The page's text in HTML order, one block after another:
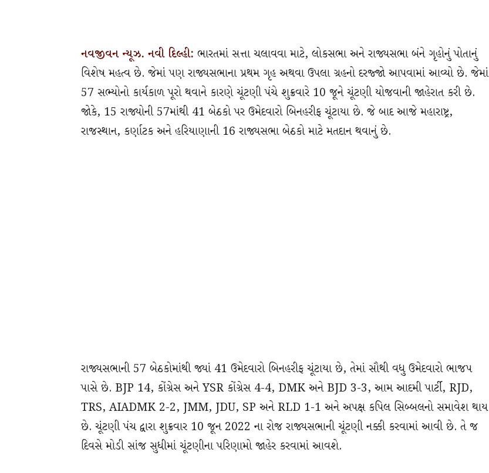
નવજીવન ન્યૂઝ. નવી દિલ્હી: ભારતમાં સત્તા ચલાવવા માટે, લોકસભા અને રાજ્યસભા બંને ગૃહોનું પોતાનું
વિશેષ મહત્વ છે. જેમાં પણ રાજ્યસભાના પ્રથમ ગૃહ અથવા ઉપલા ગ્રહનો દરજ્જો આપવામાં આવ્યો છે. જેમાં
57 સભ્યોનો કાર્યકાળ પૂરો થવાને કારણે ચૂંટણી પંચે શુક્રવારે 10 જૂને ચૂંટણી યોજવાની જાહેરાત કરી છે.
જોકે, 15 રાજ્યોની 57માંથી 41 બેઠકો પર ઉમેદવારો બિનહરીફ ચૂંટાયા છે. જે બાદ આજે મહારાષ્ટ્ર,
રાજસ્થાન, કર્ણાટક અને હરિયાણાની 16 રાજ્યસભા બેઠકો માટે મતદાન થવાનું છે.
રાજ્યસભાની 57 બેઠકોમાંથી જ્યાં 41 ઉમેદવારો બિનહરીફ ચૂંટાયા છે, તેમાં સૌથી વધુ ઉમેદવારો ભાજપ
પાસે છે. BJP 14, કોંગ્રેસ અને YSR કોંગ્રેસ 4-4, DMK અને BJD 3-3, આમ આદમી પાર્ટી, RJD,
TRS, AIADMK 2-2, JMM, JDU, SP અને RLD 1-1 અને અપક્ષ કપિલ સિબ્બલનો સમાવેશ થાય
છે. ચૂંટણી પંચ દ્વારા શુક્રવાર 10 જૂન 2022 ના રોજ રાજ્યસભાની ચૂંટણી નક્કી કરવામાં આવી છે. તે જ
દિવસે મોડી સાંજ સુધીમાં ચૂંટણીના પરિણામો જાહેર કરવામાં આવશે.